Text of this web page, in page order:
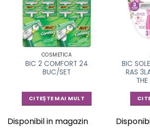
COSMETICA
BIC 2 COMFORT 24
BUC/SET
CITEȘTE MAI MULT
Disponibil in magazin
BIC
RAS